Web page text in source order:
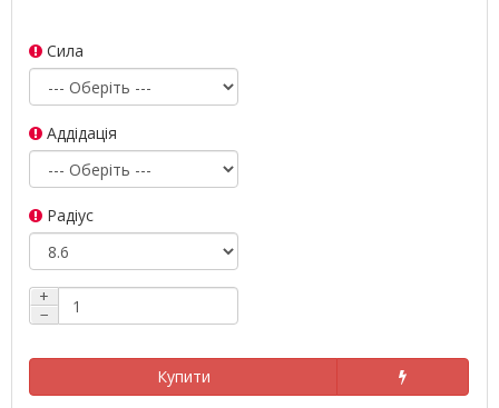
Сила
Аддідація
Радіус
+
−
Купити